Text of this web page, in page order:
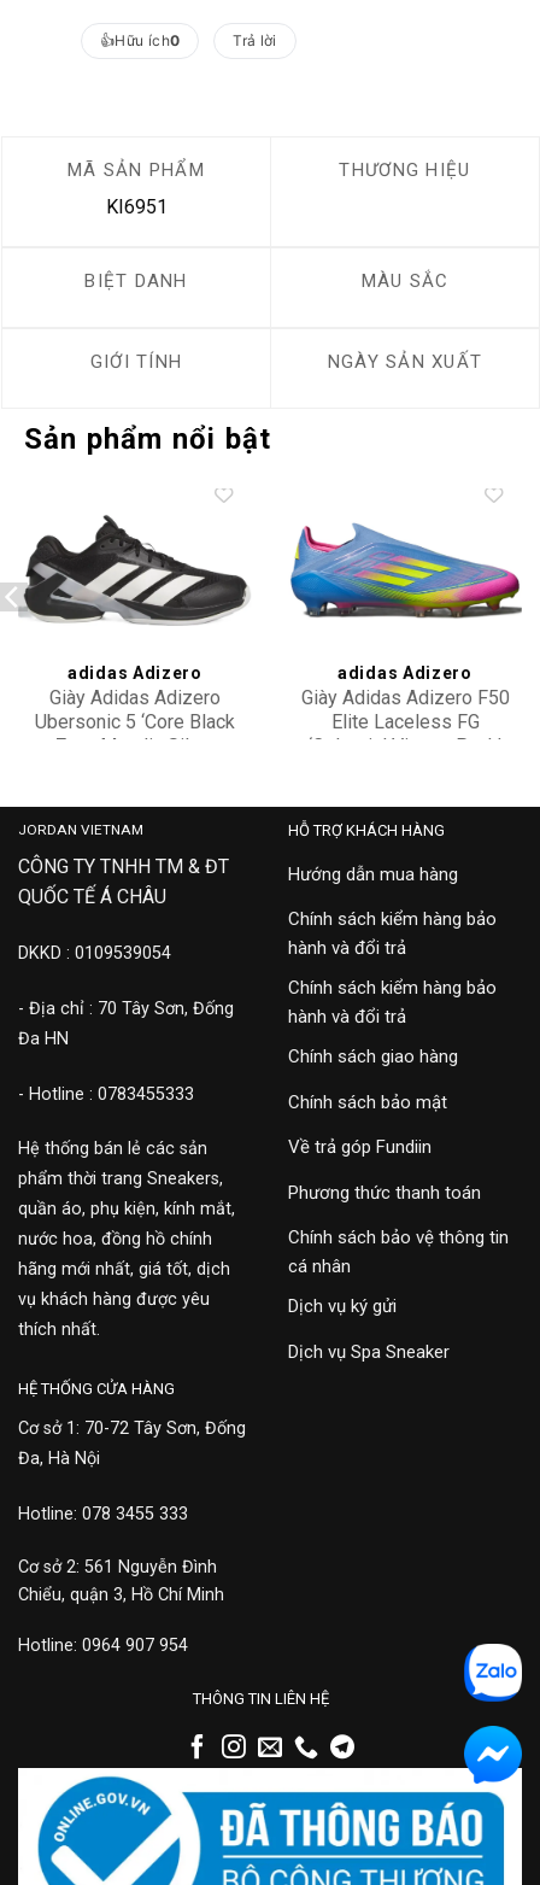
👍Hữu ích0 Trả lời
MÃ SẢN PHẨM
KI6951
THƯƠNG HIỆU
BIỆT DANH MÀU SẮC
GIỚI TÍNH NGÀY SẢN XUẤT
Sản phẩm nổi bật
Add to
wishlist
adidas Adizero
Giày Adidas Adizero
Ubersonic 5 ‘Core Black
Zero Metalic Silver
Add to
wishlist
adidas Adizero
Giày Adidas Adizero F50
Elite Laceless FG
‘Celestial Victory Pack’
JORDAN VIETNAM
CÔNG TY TNHH TM & ĐT
QUỐC TẾ Á CHÂU
DKKD : 0109539054
- Địa chỉ : 70 Tây Sơn, Đống
Đa HN
- Hotline : 0783455333
Hệ thống bán lẻ các sản
phẩm thời trang Sneakers,
quần áo, phụ kiện, kính mắt,
nước hoa, đồng hồ chính
hãng mới nhất, giá tốt, dịch
vụ khách hàng được yêu
thích nhất.
HỖ TRỢ KHÁCH HÀNG
Hướng dẫn mua hàng
Chính sách kiểm hàng bảo
hành và đổi trả
Chính sách kiểm hàng bảo
hành và đổi trả
Chính sách giao hàng
Chính sách bảo mật
Về trả góp Fundiin
Phương thức thanh toán
Chính sách bảo vệ thông tin
cá nhân
Dịch vụ ký gửi
Dịch vụ Spa Sneaker
HỆ THỐNG CỬA HÀNG
Cơ sở 1: 70-72 Tây Sơn, Đống
Đa, Hà Nội
Hotline: 078 3455 333
Cơ sở 2: 561 Nguyễn Đình
Chiểu, quận 3, Hồ Chí Minh
Hotline: 0964 907 954
THÔNG TIN LIÊN HỆ